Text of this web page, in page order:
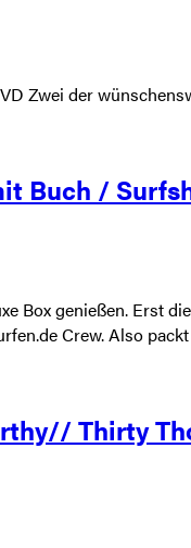
DVD Zwei der
Buch /
Box genießen. Erst
Crew. Also
Thirty